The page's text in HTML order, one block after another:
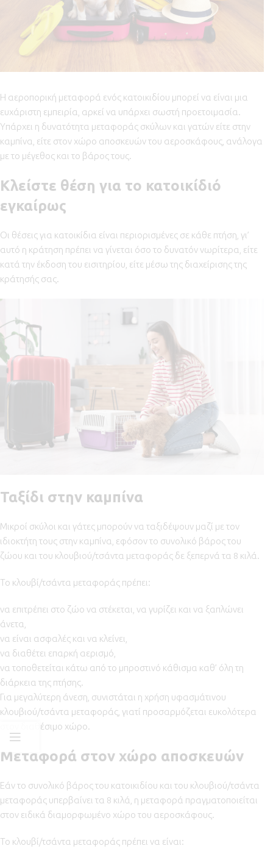
Η αεροπορική μεταφορά ενός κατοικιδίου μπορεί να είναι μια
ευχάριστη εμπειρία, αρκεί να υπάρχει σωστή προετοιμασία.
Υπάρχει η δυνατότητα μεταφοράς σκύλων και γατών είτε στην
καμπίνα, είτε στον χώρο αποσκευών του αεροσκάφους, ανάλογα
με το μέγεθος και το βάρος τους.
Κλείστε θέση για το κατοικίδιό
εγκαίρως
Οι θέσεις για κατοικίδια είναι περιορισμένες σε κάθε πτήση, γι’
αυτό η κράτηση πρέπει να γίνεται όσο το δυνατόν νωρίτερα, είτε
κατά την έκδοση του εισιτηρίου, είτε μέσω της διαχείρισης της
κράτησής σας.
Ταξίδι στην καμπίνα
Μικροί σκύλοι και γάτες μπορούν να ταξιδέψουν μαζί με τον
ιδιοκτήτη τους στην καμπίνα, εφόσον το συνολικό βάρος του
ζώου και του κλουβιού/τσάντα μεταφοράς δε ξεπερνά τα 8 κιλά.
Το κλουβί/τσάντα μεταφοράς πρέπει:
να επιτρέπει στο ζώο να στέκεται, να γυρίζει και να ξαπλώνει
άνετα,
να είναι ασφαλές και να κλείνει,
να διαθέτει επαρκή αερισμό,
να τοποθετείται κάτω από το μπροστινό κάθισμα καθ’ όλη τη
διάρκεια της πτήσης.
Για μεγαλύτερη άνεση, συνιστάται η χρήση υφασμάτινου
κλουβιού/τσάντα μεταφοράς, γιατί προσαρμόζεται ευκολότερα
στον διαθέσιμο χώρο.
Μεταφορά στον χώρο αποσκευών
Εάν το συνολικό βάρος του κατοικιδίου και του κλουβιού/τσάντα
μεταφοράς υπερβαίνει τα 8 κιλά, η μεταφορά πραγματοποιείται
στον ειδικά διαμορφωμένο χώρο του αεροσκάφους.
Το κλουβί/τσάντα μεταφοράς πρέπει να είναι: